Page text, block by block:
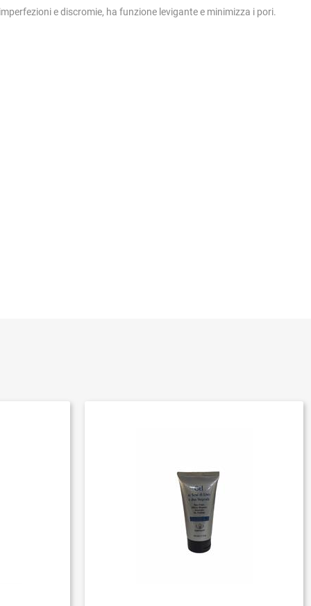
e discromie, ha funzione levigante e minimizza i pori.